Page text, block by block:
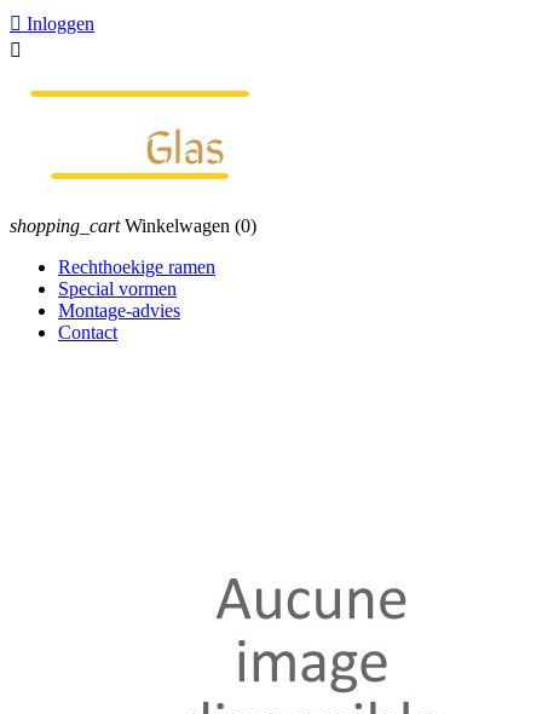
 Inloggen

shopping_cart Winkelwagen (0)
Rechthoekige ramen
Special vormen
Montage-advies
Contact